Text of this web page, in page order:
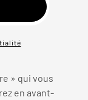
» qui vous
en avant-